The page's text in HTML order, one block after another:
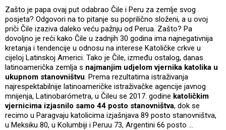
Zašto je papa ovaj put odabrao Čile i Peru za zemlje svog
posjeta? Odgovori na to pitanje su poprilično složeni, a u ovoj
priči Čile izaziva daleko veću pažnju od Perua. Zašto? Pa
dovoljno je reći kako Čile u zadnjih 30 godina ima najnegativnija
kretanja i tendencije u odnosu na interese Katoličke crkve u
cijeloj Latinskoj Americi. Tako je Čile, između ostalog, danas
latinoamerička zemlja s najmanjim udjelom vjernika katolika u
ukupnom stanovništvu. Prema rezultatima istraživanja
najrespektabilnije latinoameričke istraživačke agencije javnog
mnijenja, Latinobarómetra, u Čileu se 2017. godine katoličkim
vjernicima izjasnilo samo 44 posto stanovništva, dok se
recimo u Paragvaju katolicima izjašnjava 89 posto stanovništva,
u Meksiku 80, u Kolumbiji i Peruu 73, Argentini 66 posto ...